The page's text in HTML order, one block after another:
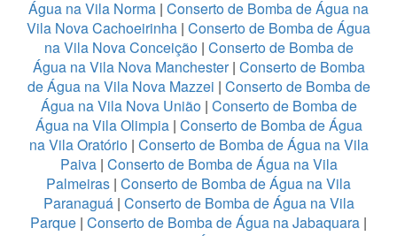
Água na Vila Norma | Conserto de Bomba de Água na
Vila Nova Cachoeirinha | Conserto de Bomba de Água
na Vila Nova Conceição| Conserto de Bomba de
Água na Vila Nova Manchester| Conserto de Bomba
de Água na Vila Nova Mazzei | Conserto de Bomba de
Água na Vila Nova União| Conserto de Bomba de
Água na Vila Olimpia| Conserto de Bomba de Água
na Vila Oratório| Conserto de Bomba de Água na Vila
Paiva| Conserto de Bomba de Água na Vila
Palmeiras | Conserto de Bomba de Água na Vila
Paranaguá| Conserto de Bomba de Água na Vila
Parque | Conserto de Bomba de Água na Jabaquara |